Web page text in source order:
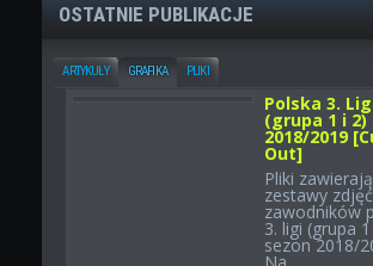
OSTATNIE PUBLIKACJE
ARTYKUŁY GRAFIKA PLIKI
Polska 3.
(grupa 1 i 2)
2018/2019
Out]
Pliki zawierają
zestawy zdjęć
zawodników
3. ligi (grupa
sezon 2018/